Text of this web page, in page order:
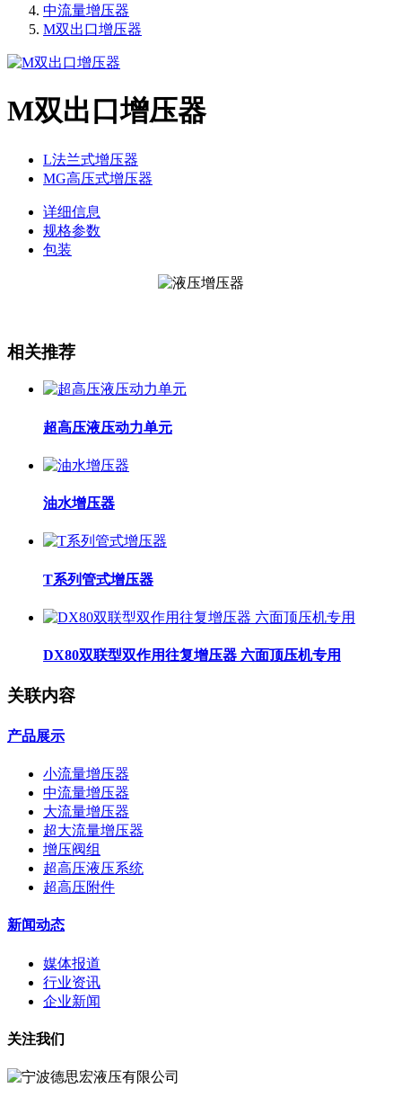
中流量增压器
M双出口增压器
M双出口增压器
L法兰式增压器
MG高压式增压器
详细信息
规格参数
包装
相关推荐
超高压液压动力单元
油水增压器
T系列管式增压器
DX80双联型双作用往复增压器 六面顶压机专用
关联内容
产品展示
小流量增压器
中流量增压器
大流量增压器
超大流量增压器
增压阀组
超高压液压系统
超高压附件
新闻动态
媒体报道
行业资讯
企业新闻
关注我们